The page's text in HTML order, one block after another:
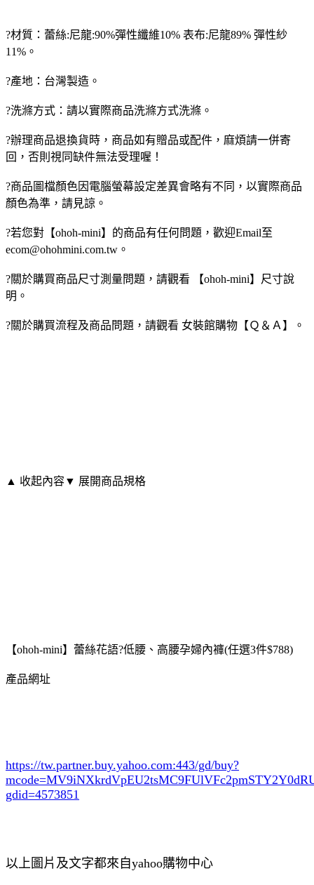
?材質：蕾絲:尼龍:90%彈性纖維10% 表布:尼龍89% 彈性紗
11%。
?產地：台灣製造。
?洗滌方式：請以實際商品洗滌方式洗滌。
?辦理商品退換貨時，商品如有贈品或配件，麻煩請一併寄
回，否則視同缺件無法受理喔！
?商品圖檔顏色因電腦螢幕設定差異會略有不同，以實際商品
顏色為準，請見諒。
?若您對【ohoh-mini】的商品有任何問題，歡迎Email至
ecom@ohohmini.com.tw。
?關於購買商品尺寸測量問題，請觀看 【ohoh-mini】尺寸說
明。
?關於購買流程及商品問題，請觀看 女裝館購物【Ｑ＆Ａ】。
▲ 收起內容▼ 展開商品規格
【ohoh-mini】蕾絲花語?低腰、高腰孕婦內褲(任選3件$788)
產品網址
https://tw.partner.buy.yahoo.com:443/gd/buy?
gdid=4573851
以上圖片及文字都來自yahoo購物中心